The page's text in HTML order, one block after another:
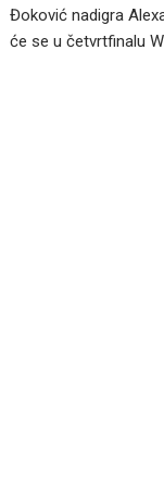
Đoković nadigra
će se u četvrtfinalu